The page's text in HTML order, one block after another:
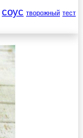
соус творожный тест